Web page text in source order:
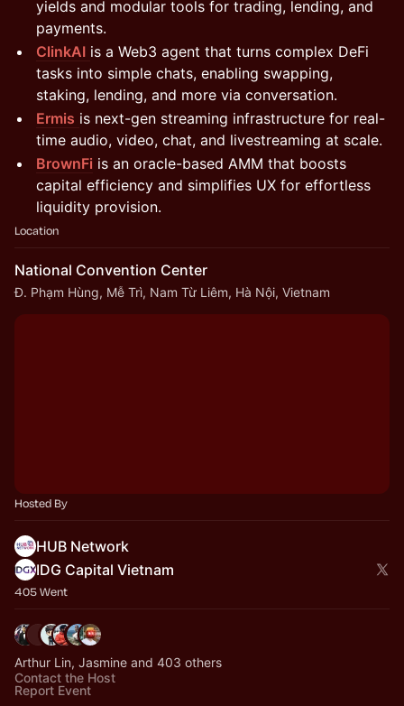
yields and modular tools for trading, lending, and
payments.
ClinkAI is a Web3 agent that turns complex DeFi
tasks into simple chats, enabling swapping,
staking, lending, and more via conversation.
Ermis is next-gen streaming infrastructure for real-
time audio, video, chat, and livestreaming at scale.
BrownFi is an oracle-based AMM that boosts
capital efficiency and simplifies UX for effortless
liquidity provision.
Location
National Convention Center
Đ. Phạm Hùng, Mễ Trì, Nam Từ Liêm, Hà Nội, Vietnam
Hosted By
HUB Network
IDG Capital Vietnam
405 Went
Arthur Lin, Jasmine and 403 others
Contact the Host
Report Event